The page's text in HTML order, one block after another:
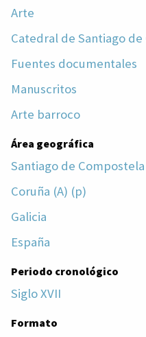
Arte
Catedral de Santiago
Fuentes documentales
Manuscritos
Arte barroco
Área geográfica
Santiago de Compostela
Coruña (A) (p)
Galicia
España
Periodo cronológico
Siglo XVII
Formato